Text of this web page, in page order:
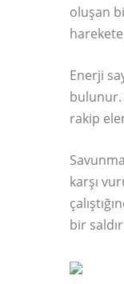
oluşan
Enerji
bulunur.
rakip
karşı
bir